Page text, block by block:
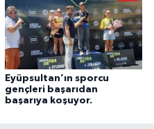
Eyüpsultan’ın sporcu
gençleri başarıdan
başarıya koşuyor.